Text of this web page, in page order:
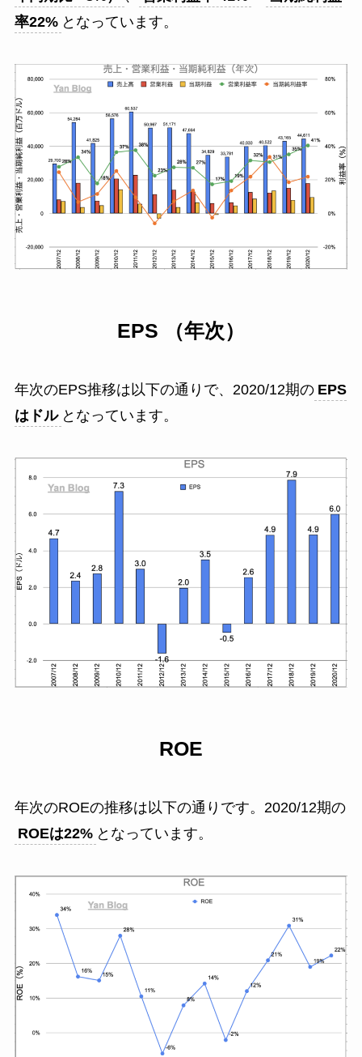
率22% となっています。
EPS （年次）
年次のEPS推移は以下の通りで、2020/12期の EPS
はドル となっています。
ROE
年次のROEの推移は以下の通りです。2020/12期の
ROEは22% となっています。